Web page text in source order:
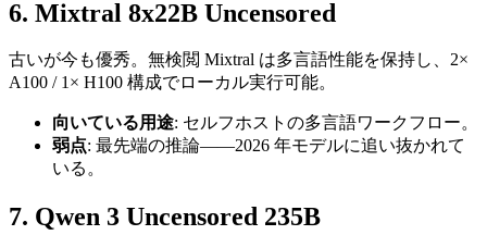
6. Mixtral 8x22B Uncensored
古いが今も優秀。無検閲 Mixtral は多言語性能を保持し、2×
A100 / 1× H100 構成でローカル実行可能。
向いている用途: セルフホストの多言語ワークフロー。
弱点: 最先端の推論——2026 年モデルに追い抜かれて
いる。
7. Qwen 3 Uncensored 235B